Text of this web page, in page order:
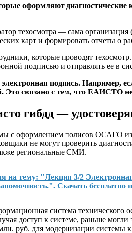
оформляют
техосмотра — сама
карт и формировать отчеты о
которые проводят
подписью и отправлять ее в
подпись. Например,
связано с тем, что ЕАИСТО не
гибдд —
с оформлением полисов ОСАГО
не могут проверить
региональные СМИ.
на тему: "Лекция 3/2
Скачать бесплатно и
система
доступ к системе, раньше
руб. для модернизации системы к